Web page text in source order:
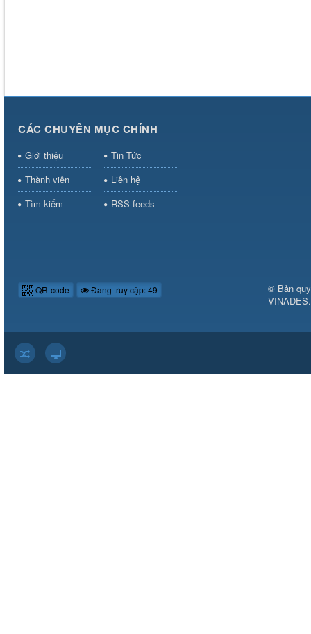
CÁC CHUYÊN MỤC CHÍNH
Giới thiệu
Tin Tức
Thành viên
Liên hệ
Tìm kiếm
RSS-feeds
QR-code Đang truy cập: 49
© Bản